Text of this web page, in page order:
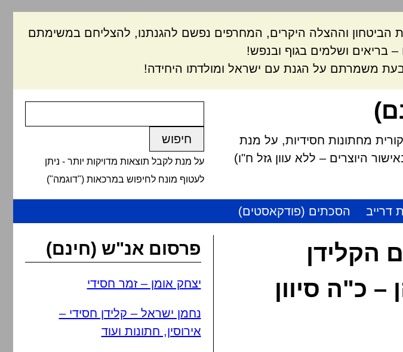
הביטחון וההצלה היקרים, המחרפים נפשם להגנתנו, להצליחם במשימתם
בריאים ושלמים בגוף ובנפש!
משמרתם על הגנת עם ישראל ומולדתו היחידה!
מחתונות חסידיות, על מנת
היוצרים – ללא עוון גזל ח"ו)
על מנת לקבל תוצאות מדויקות יותר - ניתן
לעטוף מונח לחיפוש במרכאות ("דוגמה")
דרייב הסכתים (פודקאסטים)
הקלידן
כ"ה סיוון
פרסום אנ"ש (חינם)
יצחק אומן – זמר חסידי
נחמן ישראל – קלידן חסידי –
אירוסין, חתונות ועוד